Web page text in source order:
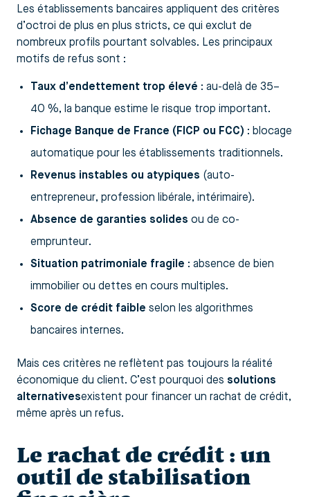
Les établissements bancaires appliquent des critères
d’octroi de plus en plus stricts, ce qui exclut de
nombreux profils pourtant solvables. Les principaux
motifs de refus sont :
Taux d’endettement trop élevé : au-delà de 35–
40 %, la banque estime le risque trop important.
Fichage Banque de France (FICP ou FCC) : blocage
automatique pour les établissements traditionnels.
Revenus instables ou atypiques (auto-
entrepreneur, profession libérale, intérimaire).
Absence de garanties solides ou de co-
emprunteur.
Situation patrimoniale fragile : absence de bien
immobilier ou dettes en cours multiples.
Score de crédit faible selon les algorithmes
bancaires internes.
Mais ces critères ne reflètent pas toujours la réalité
économique du client. C’est pourquoi des solutions
alternativesexistent pour financer un rachat de crédit,
même après un refus.
Le rachat de crédit : un
outil de stabilisation